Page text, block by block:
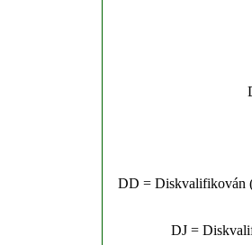
DD = Diskvalifikován
DJ =